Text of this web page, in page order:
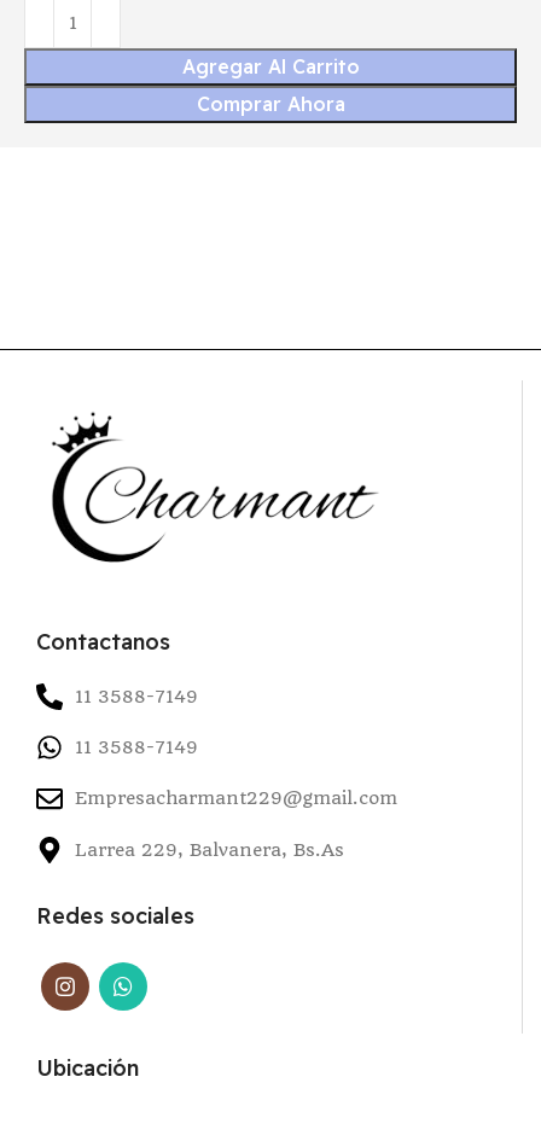
Agregar Al Carrito
Comprar Ahora
Contactanos
11 3588-7149
11 3588-7149
Empresacharmant229@gmail.com
Larrea 229, Balvanera, Bs.As
Redes sociales
Ubicación